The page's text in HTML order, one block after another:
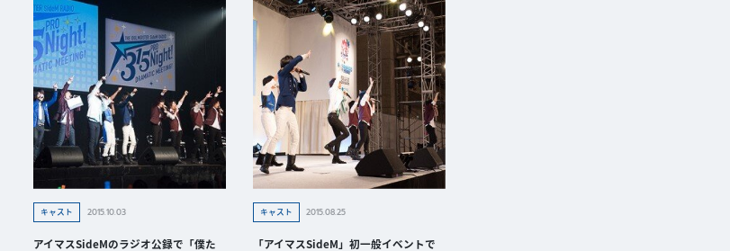
キャスト 2015.10.03
アイマスSideMのラジオ公録で「僕た
キャスト 2015.08.25
「アイマスSideM」初一般イベントで